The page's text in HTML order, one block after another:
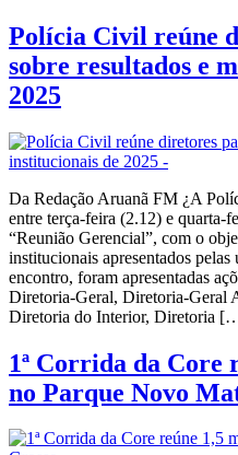
Polícia Civil reúne
sobre resultados e
2025
Da Redação Aruanã FM ¿A
entre terça-feira (2.12) e quarta-
“Reunião Gerencial”, com o
institucionais apresentados
encontro, foram apresentadas
Diretoria-Geral, Diretoria-Geral
Diretoria do Interior, Diretoria
1ª Corrida da Core
no Parque Novo